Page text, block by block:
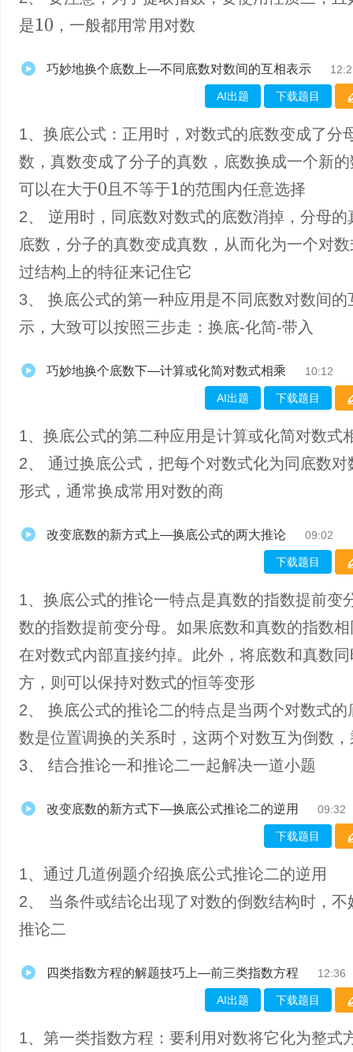
是10 ，一般都用常用对数
巧妙地换个底数上—不同底数对数间的互相表示
AI出题 下载题目
1、换底公式：正用时，对数式的底数变成了分
数，真数变成了分子的真数，底数换成一个新
可以在大于0 且不等于1 的范围内任意选择
2、 逆用时，同底数对数式的底数消掉，分母的
底数，分子的真数变成真数，从而化为一个对
过结构上的特征来记住它
3、 换底公式的第一种应用是不同底数对数间的
示，大致可以按照三步走：换底-化简-带入
巧妙地换个底数下—计算或化简对数式相乘 10:12
AI出题 下载题目
1、​换底公式的第二种应用是计算或化简对数式
2、 通过换底公式，把每个对数式化为同底数对
形式，通常换成常用对数的商
改变底数的新方式上—换底公式的两大推论 09:02
下载题目
1、换底公式的推论一特点是真数的指数提前变
数的指数提前变分母。如果底数和真数的指数
在对数式内部直接约掉。此外，将底数和真数同
方，则可以保持对数式的恒等变形
2、 换底公式的推论二的特点是当两个对数式的
数是位置调换的关系时，这两个对数互为倒数
3、 结合推论一和推论二一起解决一道小题
改变底数的新方式下—换底公式推论二的逆用 09:32
下载题目
1、通过几道例题介绍换底公式推论二的逆用
2、 当条件或结论出现了对数的倒数结构时，不
推论二
四类指数方程的解题技巧上—前三类指数方程 12:36
AI出题 下载题目
1、第一类指数方程：要利用对数将它化为整式